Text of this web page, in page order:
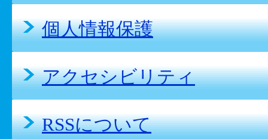
個人情報保護
アクセシビリティ
RSSについて